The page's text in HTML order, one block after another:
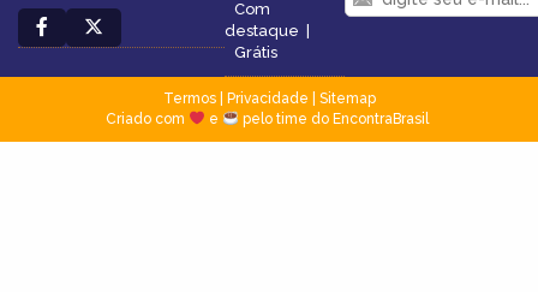
Com
destaque |
Grátis
Termos| Privacidade
Sitemap
Criado com
e pelo time do EncontraBrasil